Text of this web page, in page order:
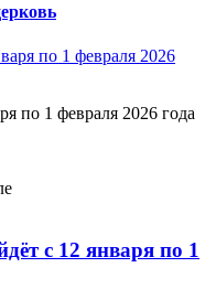
по 1 февраля 2026 года
с 12 января по 1